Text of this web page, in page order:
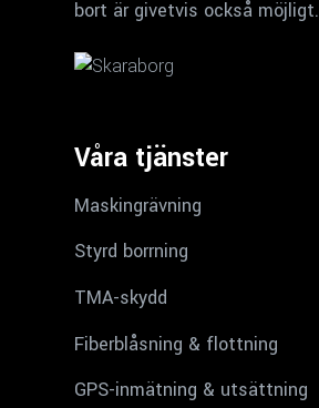
bort är givetvis också möjligt.
Våra tjänster
Maskingrävning
Styrd borrning
TMA-skydd
Fiberblåsning & flottning
GPS-inmätning & utsättning